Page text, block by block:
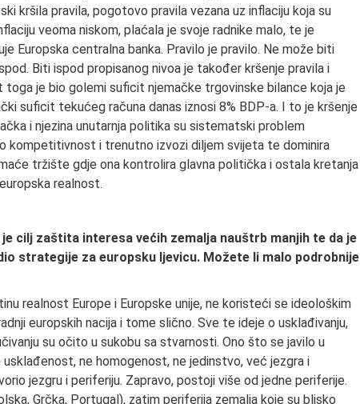
kršila pravila, pogotovo pravila vezana uz inflaciju koja su
veoma niskom, plaćala je svoje radnike malo, te je
Europska centralna banka. Pravilo je pravilo. Ne može biti
Biti ispod propisanog nivoa je također kršenje pravila i
je bio golemi suficit njemačke trgovinske bilance koja je
suficit tekućeg računa danas iznosi 8% BDP-a. I to je kršenje
i njezina unutarnja politika su sistematski problem
kompetitivnost i trenutno izvozi diljem svijeta te dominira
tržište gdje ona kontrolira glavna politička i ostala kretanja
realnost.
cilj zaštita interesa većih zemalja nauštrb manjih te da je
strategije za europsku ljevicu. Možete li malo podrobnije
realnost Europe i Europske unije, ne koristeći se ideološkim
europskih nacija i tome slično. Sve te ideje o usklađivanju,
su očito u sukobu sa stvarnosti. Ono što se javilo u
ne homogenost, ne jedinstvo, već jezgra i
jezgru i periferiju. Zapravo, postoji više od jedne periferije.
Grčka, Portugal), zatim periferija zemalja koje su blisko